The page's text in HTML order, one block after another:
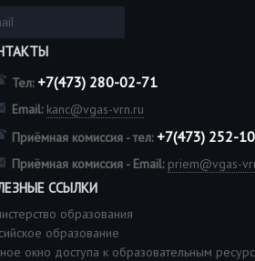
Тел: +7(473) 280-02-71
Email: kanc@vgas-vrn.ru
Приёмная комиссия - тел: +7(473) 252-
Приёмная комиссия - Email: priem@vgas-
ССЫЛКИ
образования
образование
окно доступа к образовательным